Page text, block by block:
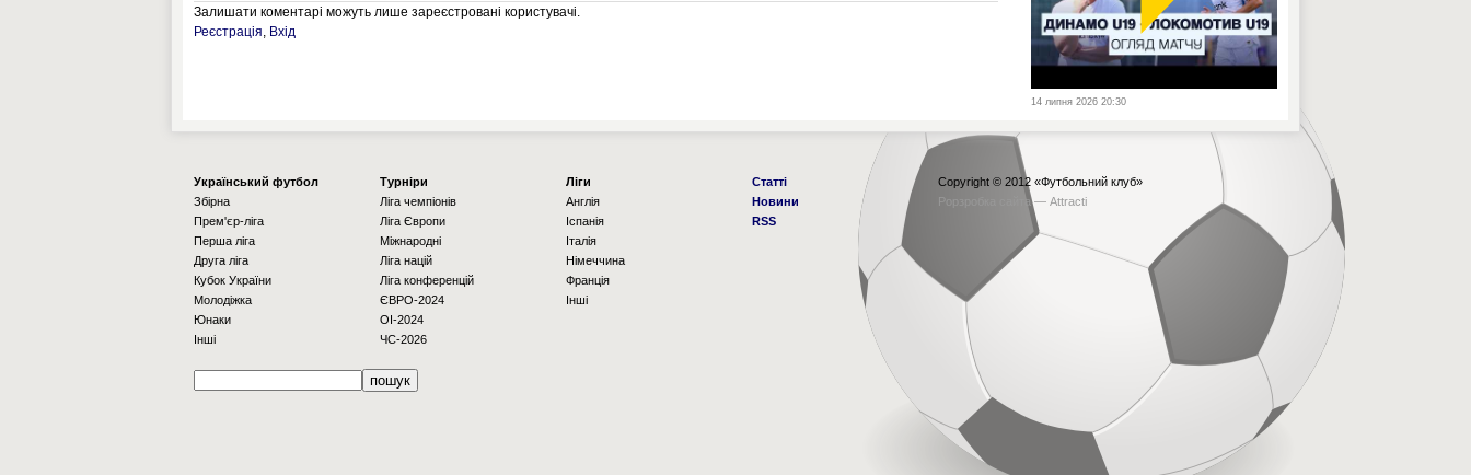
Залишати коментарі можуть лише зареєстровані користувачі.
Реєстрація, Вхід
14 липня 2026 20:30
Українcький футбол
Збірна
Прем'єр-ліга
Перша ліга
Друга ліга
Кубок України
Молодіжка
Юнаки
Інші
Турніри
Ліга чемпіонів
Ліга Європи
Міжнародні
Ліга націй
Ліга конференцій
ЄВРО-2024
OI-2024
ЧС-2026
Ліги
Англія
Іспанія
Італія
Німеччина
Франція
Інші
Статті
Новини
RSS
Copyright © 2012 «Футбольний клуб»
Рорзробка сайта — Attracti